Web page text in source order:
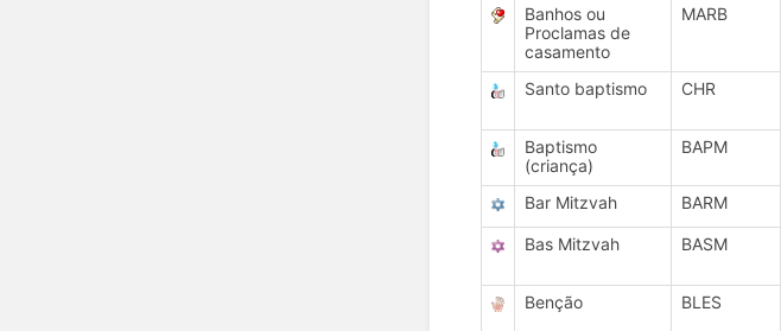
Banhos ou
Proclamas de
casamento
MARB
Santo baptismo CHR
Baptismo
(criança)
BAPM
Bar Mitzvah
BARM
Bas Mitzvah BASM
Benção
BLES